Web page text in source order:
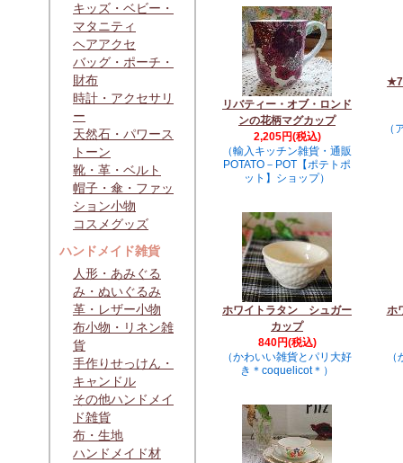
キッズ・ベビー・
マタニティ
ヘアアクセ
バッグ・ポーチ・
財布
時計・アクセサリ
ー
天然石・パワース
トーン
靴・革・ベルト
帽子・傘・ファッ
ション小物
コスメグッズ
ハンドメイド雑貨
人形・あみぐる
み・ぬいぐるみ
革・レザー小物
布小物・リネン雑
貨
手作りせっけん・
キャンドル
その他ハンドメイ
ド雑貨
布・生地
ハンドメイド材
リバティー・オブ・ロンド
ンの花柄マグカップ
2,205円(税込)
（輸入キッチン雑貨・通販
POTATO－POT【ポテトポ
ット】ショップ）
（
ホワイトラタン シュガー
カップ
840円(税込)
（かわいい雑貨とパリ大好
き＊coquelicot＊）
ホ